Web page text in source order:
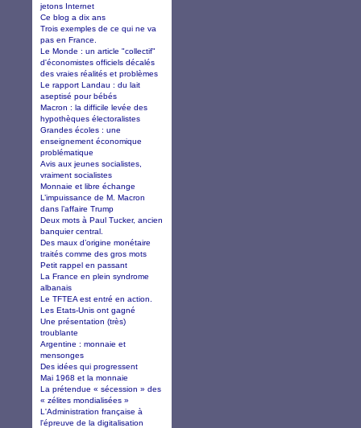
jetons Internet
Ce blog a dix ans
Trois exemples de ce qui ne va
pas en France.
Le Monde : un article "collectif"
d'économistes officiels décalés
des vraies réalités et problèmes
Le rapport Landau : du lait
aseptisé pour bébés
Macron : la difficile levée des
hypothèques électoralistes
Grandes écoles : une
enseignement économique
problématique
Avis aux jeunes socialistes,
vraiment socialistes
Monnaie et libre échange
L’impuissance de M. Macron
dans l’affaire Trump
Deux mots à Paul Tucker, ancien
banquier central.
Des maux d’origine monétaire
traités comme des gros mots
Petit rappel en passant
La France en plein syndrome
albanais
Le TFTEA est entré en action.
Les Etats-Unis ont gagné
Une présentation (très)
troublante
Argentine : monnaie et
mensonges
Des idées qui progressent
Mai 1968 et la monnaie
La prétendue « sécession » des
« zélites mondialisées »
L'Administration française à
l'épreuve de la digitalisation